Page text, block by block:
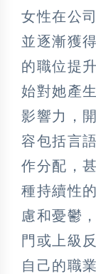
女性在公
並逐漸獲
的職位提
始對她產
影響力，
容包括言
作分配，
種持續性
慮和憂鬱
門或上級
自己的職